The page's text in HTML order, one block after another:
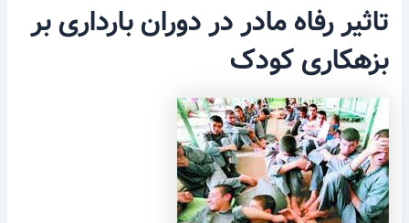
تاثیر رفاه مادر در دوران بارداری بر
بزهکاری کودک